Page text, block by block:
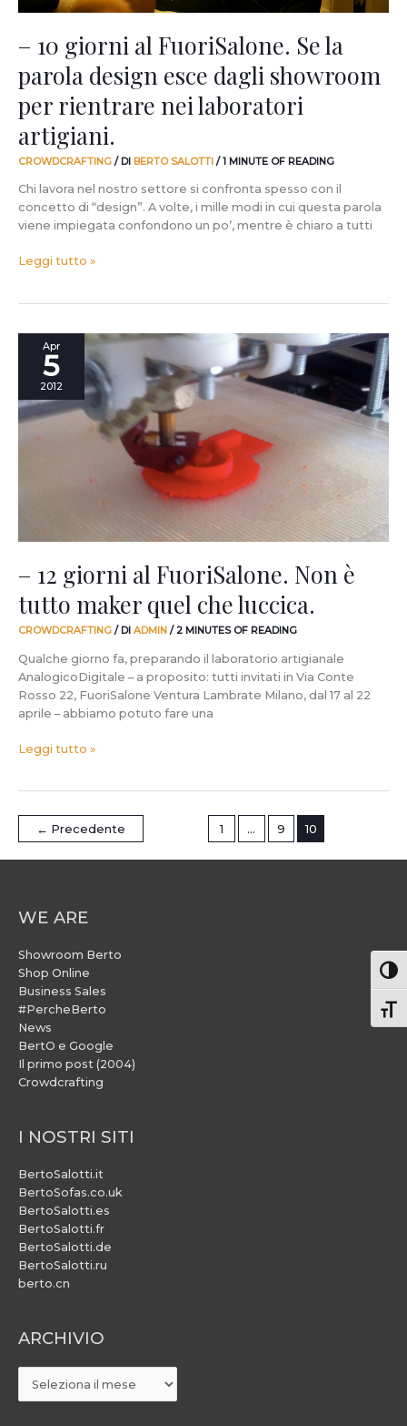
– 10 giorni al FuoriSalone. Se la
parola design esce dagli showroom
per rientrare nei laboratori
artigiani.
CROWDCRAFTING / DI BERTO SALOTTI /1 MINUTE OF READING
Chi lavora nel nostro settore si confronta spesso con il
concetto di “design”. A volte, i mille modi in cui questa parola
viene impiegata confondono un po’, mentre è chiaro a tutti
showroom
rientrare
laboratori
artigiani.
Leggi tutto »
Apr
5
2012
– 12 giorni al FuoriSalone. Non è
tutto maker quel che luccica.
CROWDCRAFTING / DI ADMIN /2 MINUTES OF READING
Qualche giorno fa, preparando il laboratorio artigianale
AnalogicoDigitale – a proposito: tutti invitati in Via Conte
Rosso 22, FuoriSalone Ventura Lambrate Milano, dal 17 al 22
aprile – abbiamo potuto fare una
giorni
FuoriSalone.
luccica.
Leggi tutto »
← Precedente 1 … 9 10
WE ARE
Showroom Berto
Shop Online
Business Sales
#PercheBerto
News
BertO e Google
Il primo post (2004)
Crowdcrafting
I NOSTRI SITI
BertoSalotti.it
BertoSofas.co.uk
BertoSalotti.es
BertoSalotti.fr
BertoSalotti.de
BertoSalotti.ru
berto.cn
ARCHIVIO
ARCHIVIO